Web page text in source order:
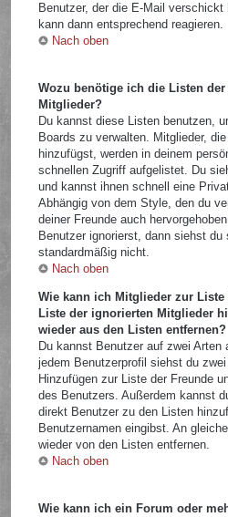
Benutzer, der die E-Mail
kann dann entsprechend reagieren.
Nach oben
Wozu benötige ich die Listen
Mitglieder?
Du kannst diese Listen benutzen,
Boards zu verwalten. Mitglieder,
hinzufügst, werden in deinem
schnellen Zugriff aufgelistet. Du
und kannst ihnen schnell eine
Abhängig von dem Style, den du
deiner Freunde auch
Benutzer ignorierst, dann siehst du
standardmäßig nicht.
Nach oben
Wie kann ich Mitglieder zur
Liste der ignorierten Mitglieder
wieder aus den Listen entfernen?
Du kannst Benutzer auf zwei
jedem Benutzerprofil siehst du
Hinzufügen zur Liste der Freunde
des Benutzers. Außerdem kannst
direkt Benutzer zu den Listen
Benutzernamen eingibst. An
wieder von den Listen entfernen.
Nach oben
Wie kann ich ein Forum oder